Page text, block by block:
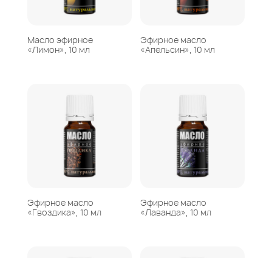
Масло эфирное
«Лимон», 10 мл
Эфирное масло
«Апельсин», 10 мл
Эфирное масло
«Гвоздика», 10 мл
Эфирное масло
«Лаванда», 10 мл